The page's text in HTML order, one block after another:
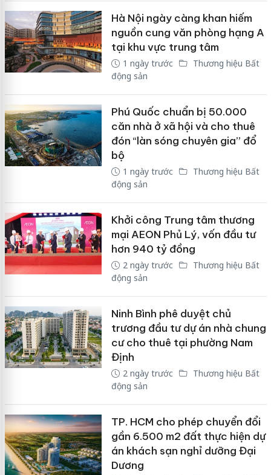
Hà Nội ngày càng khan hiếm
nguồn cung văn phòng hạng A
tại khu vực trung tâm
1 ngày trước
Thương hiệu Bất
động sản
Phú Quốc chuẩn bị 50.000
căn nhà ở xã hội và cho thuê
đón “làn sóng chuyên gia” đổ
bộ
1 ngày trước
Thương hiệu Bất
động sản
Khởi công Trung tâm thương
mại AEON Phủ Lý, vốn đầu tư
hơn 940 tỷ đồng
2 ngày trước
Thương hiệu Bất
động sản
Ninh Bình phê duyệt chủ
trương đầu tư dự án nhà chung
cư cho thuê tại phường Nam
Định
2 ngày trước
Thương hiệu Bất
động sản
TP. HCM cho phép chuyển đổi
gần 6.500 m2 đất thực hiện dự
án khách sạn nghỉ dưỡng Đại
Dương